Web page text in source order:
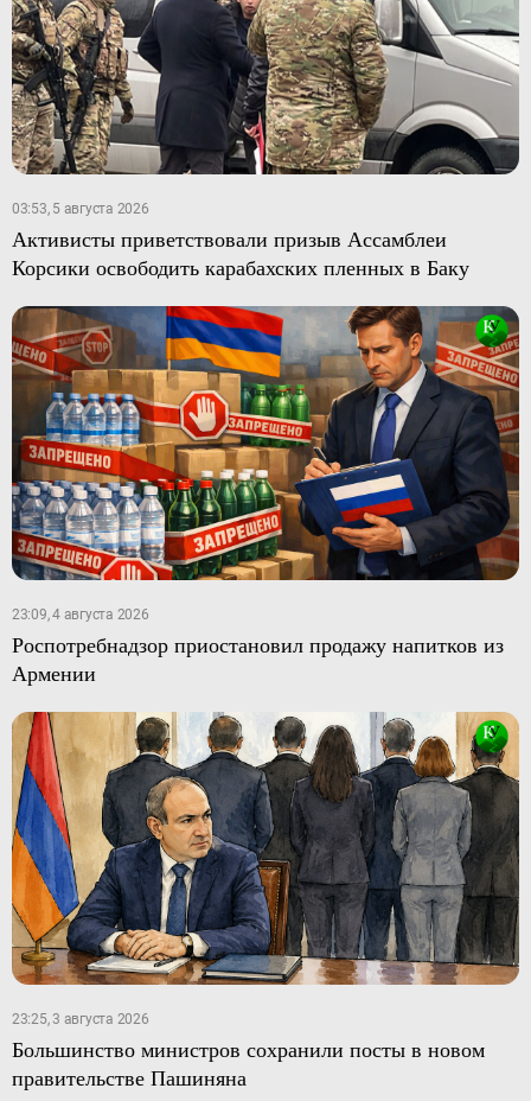
03:53, 5 августа 2026
Активисты приветствовали призыв Ассамблеи
Корсики освободить карабахских пленных в Баку
23:09, 4 августа 2026
Роспотребнадзор приостановил продажу напитков из
Армении
23:25, 3 августа 2026
Большинство министров сохранили посты в новом
правительстве Пашиняна